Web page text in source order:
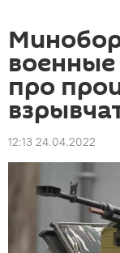
про
12:13 24.04.2022